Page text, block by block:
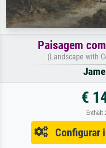
Paisagem
(Landscape with
€
Enthält
Configurar